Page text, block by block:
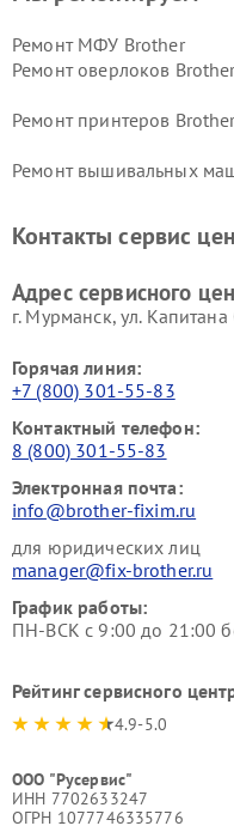
Ремонт МФУ Brother
Ремонт оверлоков
Ремонт принтеров
Ремонт вышивальных
Контакты сервис
Адрес сервисного
г. Мурманск, ул.
Горячая линия:
+7 (800) 301-55-83
Контактный телефон:
8 (800) 301-55-83
Электронная почта:
info@brother-fixim.ru
для юридических лиц
manager@fix-brother.ru
График работы:
ПН-ВСК с 9:00 до 21:00
Рейтинг сервисного
4.9-5.0
ООО "Русервис"
ИНН 7702633247
ОГРН 1077746335776